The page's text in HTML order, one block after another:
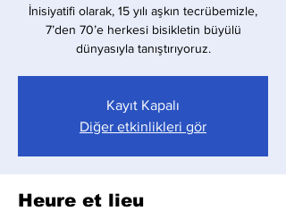
İnisiyatifi olarak, 15 yılı aşkın tecrübemizle,
7’den 70’e herkesi bisikletin büyülü
dünyasıyla tanıştırıyoruz.
Kayıt Kapalı
Diğer etkinlikleri gör
Heure et lieu